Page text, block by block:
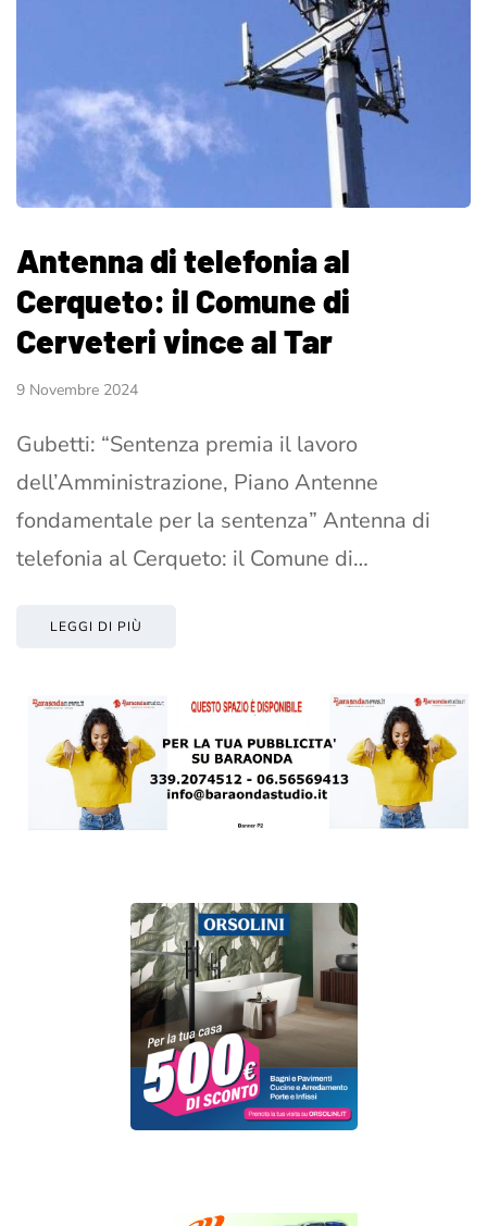
Antenna di telefonia al
Cerqueto: il Comune di
Cerveteri vince al Tar
9 Novembre 2024
Gubetti: “Sentenza premia il lavoro
dell’Amministrazione, Piano Antenne
fondamentale per la sentenza” Antenna di
telefonia al Cerqueto: il Comune di…
LEGGI DI PIÙ